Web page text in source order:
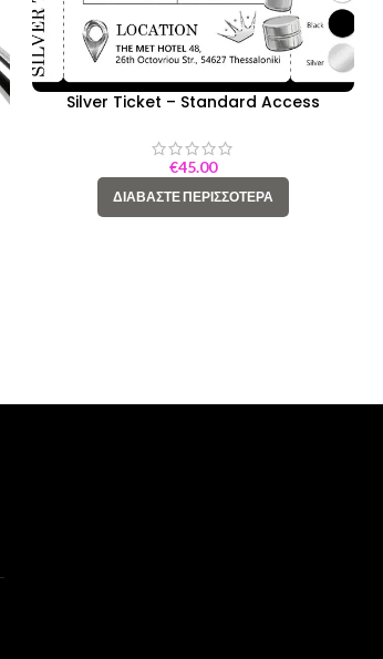
Silver Ticket – Standard Access
€45.00
ΔΙΑΒΆΣΤΕ ΠΕΡΙΣΣΌΤΕΡΑ